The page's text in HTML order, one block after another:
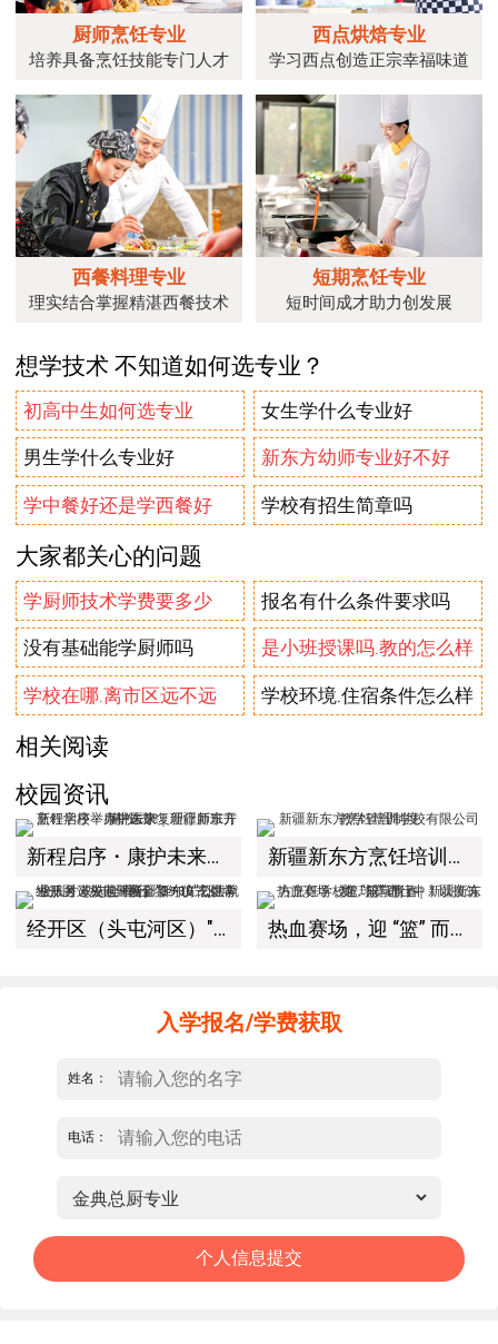
厨师烹饪专业
培养具备烹饪技能专门人才
西点烘焙专业
学习西点创造正宗幸福味道
西餐料理专业
理实结合掌握精湛西餐技术
短期烹饪专业
短时间成才助力创发展
想学技术 不知道如何选专业？
初高中生如何选专业 女生学什么专业好
男生学什么专业好 新东方幼师专业好不好
学中餐好还是学西餐好 学校有招生简章吗
大家都关心的问题
学厨师技术学费要多少 报名有什么条件要求吗
没有基础能学厨师吗 是小班授课吗.教的怎么样
学校在哪.离市区远不远 学校环境.住宿条件怎么样
相关阅读
校园资讯
新程启序・康护未来｜新疆新东方烹饪学校举办中医康复理疗师班开幕仪式！ 新疆新东方烹饪培训学校有限公司教学管理制度
经开区（头屯河区）"3+10"公共就业服务进校园暨新疆新东方烹饪学校人才双选会+校企签约仪式圆满举行 热血赛场，迎 “篮” 而上｜新疆新东方烹饪学校篮球赛进行中！以技筑梦，乐享青春
入学报名/学费获取
姓名：
电话：